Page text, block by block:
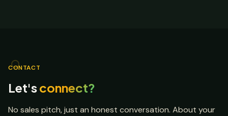
CONTACT
Let'sconnect?
No sales pitch, just an honest conversation. About your